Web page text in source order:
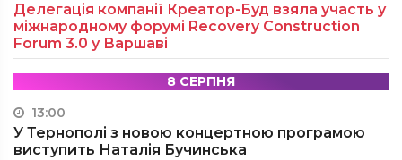
Делегація компанії Креатор-Буд взяла участь у
міжнародному форумі Recovery Construction
Forum 3.0 у Варшаві
8 СЕРПНЯ
13:00
У Тернополі з новою концертною програмою
виступить Наталія Бучинська